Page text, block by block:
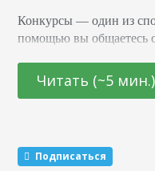
Конкурсы –– один из
помощью вы общаетесь
что вы обещаете
или иным образом
механики, которые
Читать (~5 мин.)
Подписаться